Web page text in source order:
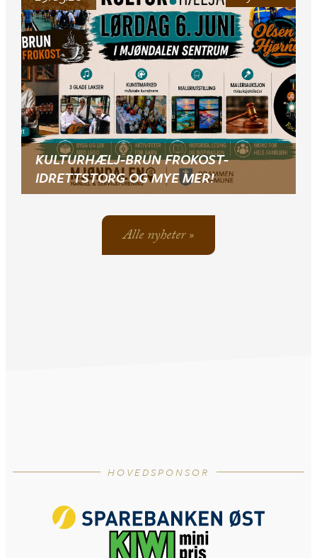
KULTURHÆLJ-BRUN FROKOST-
IDRETTSTORG OG MYE MER!
Alle nyheter »
HOVEDSPONSOR